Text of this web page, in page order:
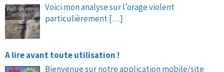
Voici mon analyse sur l’orage violent
particulièrement[…]
A lire avant toute utilisation !
Bienvenue sur notre application mobile/site